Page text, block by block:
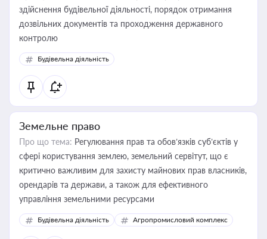
здійснення будівельної діяльності, порядок отримання
дозвільних документів та проходження державного
контролю
Будівельна діяльність
Земельне право
Про що тема: Регулювання прав та обов’язків суб’єктів у
сфері користування землею, земельний сервітут, що є
критично важливим для захисту майнових прав власників,
орендарів та держави, а також для ефективного
управління земельними ресурсами
Будівельна діяльність Агропромисловий комплекс